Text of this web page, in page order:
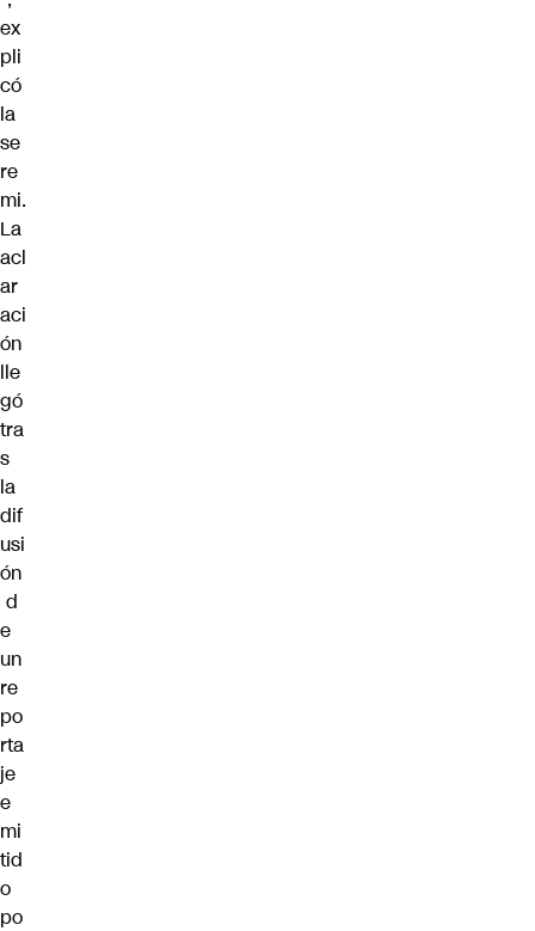
ex
pli
có
la
se
re
mi.
La
acl
ar
aci
ón
lle
gó
tra
s
la
dif
usi
ón
d
e
un
re
po
rta
je
e
mi
tid
o
po